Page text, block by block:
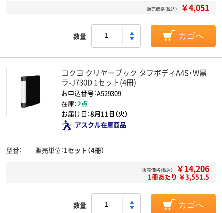
販売価格（税込） ￥4,051
数量 カゴへ
コクヨ クリヤーブック タフボディA4S・W黒
ラ-J730D 1セット(4冊)
お申込番号：A529309
在庫：2点
お届け日：8月11日（火）
アスクル在庫商品
型番 販売単位 1セット（4冊）
販売価格（税込） ￥14,206
1冊あたり ￥3,551.5
数量 カゴへ